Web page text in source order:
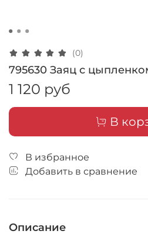
(0)
795630 Заяц с
1 120 руб
В
В избранное
Добавить в сравнение
Описание